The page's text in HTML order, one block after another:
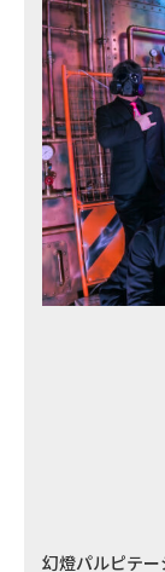
幻燈パルピテー